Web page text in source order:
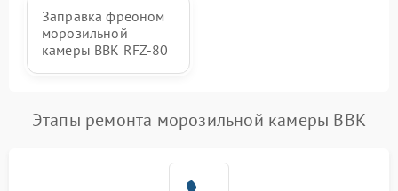
Заправка фреоном
морозильной
камеры BBK RFZ-80
Этапы ремонта морозильной камеры BBK